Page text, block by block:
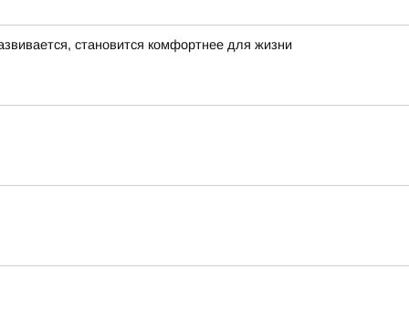
становится комфортнее для жизни